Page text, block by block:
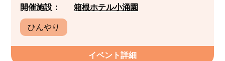
開催施設：
箱根ホテル小涌園
ひんやり
イベント詳細